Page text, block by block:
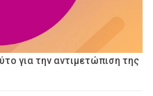
για την αντιμετώπιση της